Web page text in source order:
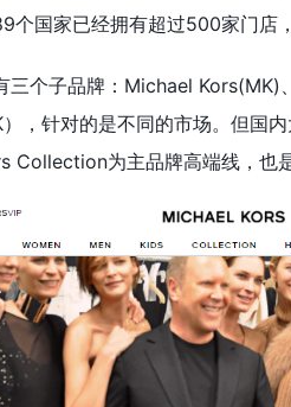
国家已经拥有超过500家门店
三个子品牌：Michael
，针对的是不同的市场。但国
Collection为主品牌高端线，也